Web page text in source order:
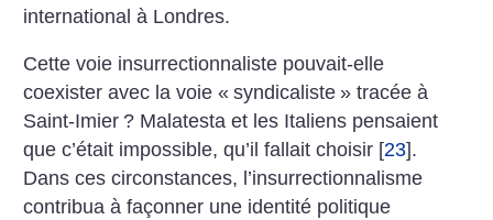
international à Londres.
Cette voie insurrectionnaliste pouvait-elle
coexister avec la voie « syndicaliste » tracée à
Saint-Imier ? Malatesta et les ­Italiens pensaient
que c’était impossible, qu’il fallait choisir [23].
Dans ces circonstances, l’insurrection­nalisme
contribua à façonner une identité politique